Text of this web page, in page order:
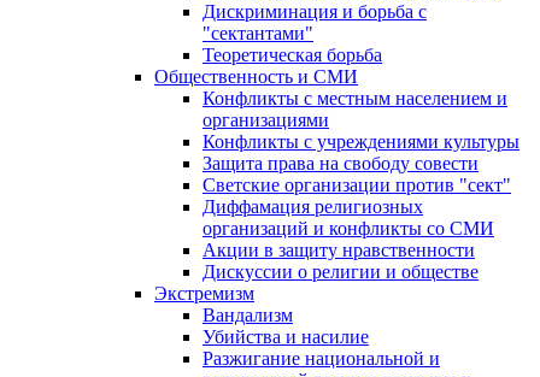
Дискриминация и борьба с
"сектантами"
Теоретическая борьба
Общественность и СМИ
Конфликты с местным населением и
организациями
Конфликты с учреждениями культуры
Защита права на свободу совести
Светские организации против "сект"
Диффамация религиозных
организаций и конфликты со СМИ
Акции в защиту нравственности
Дискуссии о религии и обществе
Экстремизм
Вандализм
Убийства и насилие
Разжигание национальной и